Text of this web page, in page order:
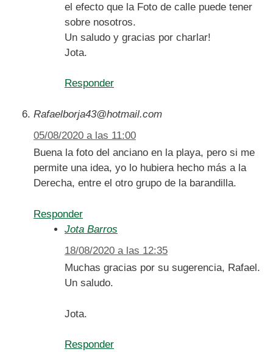
el efecto que la Foto de calle puede tener
sobre nosotros.
Un saludo y gracias por charlar!
Jota.
Responder
Rafaelborja43@hotmail.com
05/08/2020 a las 11:00
Buena la foto del anciano en la playa, pero si me
permite una idea, yo lo hubiera hecho más a la
Derecha, entre el otro grupo de la barandilla.
Responder
Jota Barros
18/08/2020 a las 12:35
Muchas gracias por su sugerencia, Rafael.
Un saludo.
Jota.
Responder